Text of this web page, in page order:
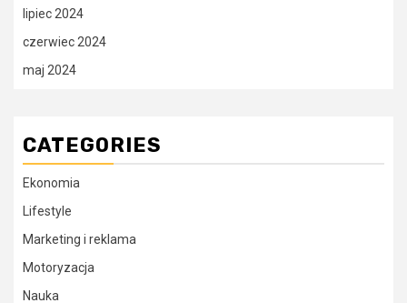
lipiec 2024
czerwiec 2024
maj 2024
CATEGORIES
Ekonomia
Lifestyle
Marketing i reklama
Motoryzacja
Nauka